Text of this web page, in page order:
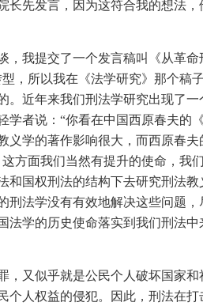
先发言，因为这符合我的想法
我提交了一个发言稿叫《从革
，所以我在《法学研究》那个稿
近年来我们刑法学研究出现了
者说：“你看在中国西原春夫的
学的著作影响很大，而西原春
方面我们当然有提升的使命，我
国权刑法的结构下去研究刑法
法学没有有效地解决这些问题
学的历史使命落实到我们刑法
又似乎就是公民个人破坏国家
人权益的侵犯。因此，刑法在